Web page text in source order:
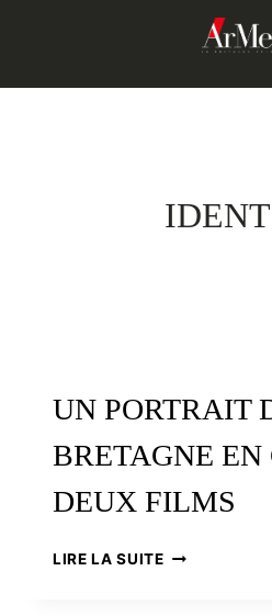
UN PORTRAIT
BRETAGNE EN
DEUX FILMS
LIRE LA SUITEUN